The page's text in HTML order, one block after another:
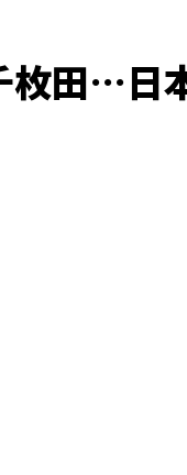
枚田…日